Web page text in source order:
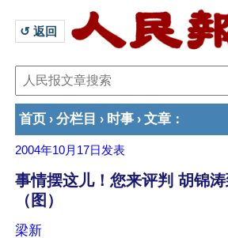
↺ 返回
首页 › 分栏目 › 时事 › 文章 ：
2004年10月17日 发表
事情摆这儿！您来评判 胡锦
（图）
梁新